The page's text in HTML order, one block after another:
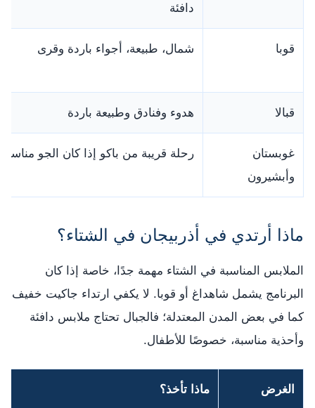
دافئة
قوبا شمال، طبيعة، أجواء باردة وقرى
قبالا هدوء وفنادق وطبيعة باردة
غوبستان
وأبشيرون
رحلة قريبة من باكو إذا كان الجو مناسبًا
ماذا أرتدي في أذربيجان في الشتاء؟
الملابس المناسبة في الشتاء مهمة جدًا، خاصة إذا كان
البرنامج يشمل شاهداغ أو قوبا. لا يكفي ارتداء جاكيت خفيف
كما في بعض المدن المعتدلة؛ فالجبال تحتاج ملابس دافئة
وأحذية مناسبة، خصوصًا للأطفال.
الغرض ماذا تأخذ؟